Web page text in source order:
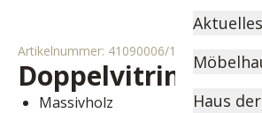
Aktuelles
Haus
Artikelnummer: 41090006/10
Doppelvitrine
Massivholz